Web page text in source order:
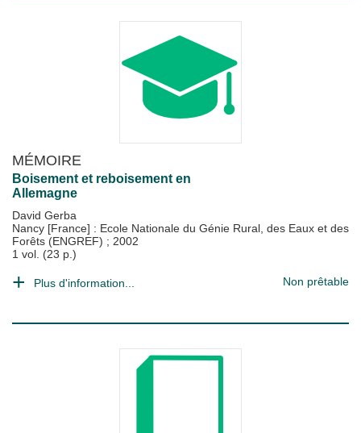
MÉMOIRE
Boisement et reboisement en
Allemagne
David Gerba
Nancy [France] : Ecole Nationale du Génie Rural, des Eaux et des
Forêts (ENGREF) ; 2002
1 vol. (23 p.)
Plus d'information... Non prêtable